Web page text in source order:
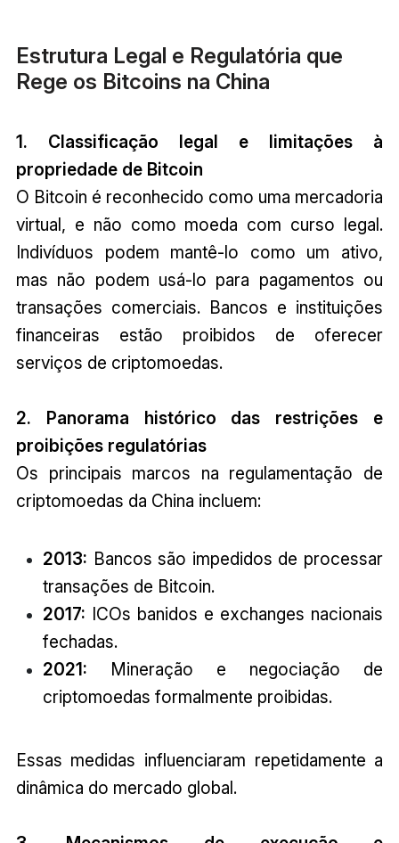
Estrutura Legal e Regulatória que
Rege os Bitcoins na China
1. Classificação legal e limitações à
propriedade de Bitcoin
O Bitcoin é reconhecido como uma mercadoria
virtual, e não como moeda com curso legal.
Indivíduos podem mantê-lo como um ativo,
mas não podem usá-lo para pagamentos ou
transações comerciais. Bancos e instituições
financeiras estão proibidos de oferecer
serviços de criptomoedas.
2. Panorama histórico das restrições e
proibições regulatórias
Os principais marcos na regulamentação de
criptomoedas da China incluem:
2013: Bancos são impedidos de processar
transações de Bitcoin.
2017: ICOs banidos e exchanges nacionais
fechadas.
2021: Mineração e negociação de
criptomoedas formalmente proibidas.
Essas medidas influenciaram repetidamente a
dinâmica do mercado global.